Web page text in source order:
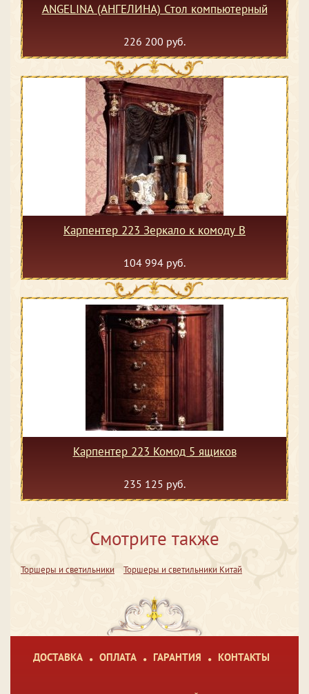
ANGELINA (АНГЕЛИНА) Стол компьютерный
226 200 руб.
Карпентер 223 Зеркало к комоду В
104 994 руб.
Карпентер 223 Комод 5 ящиков
235 125 руб.
Смотрите также
Торшеры и светильники Торшеры и светильники Китай
ДОСТАВКА ОПЛАТА ГАРАНТИЯ КОНТАКТЫ